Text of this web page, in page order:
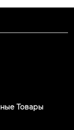
Товары